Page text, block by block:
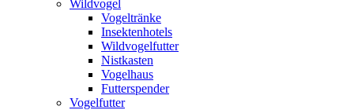
Wildvogel
Vogeltränke
Insektenhotels
Wildvogelfutter
Nistkasten
Vogelhaus
Futterspender
Vogelfutter